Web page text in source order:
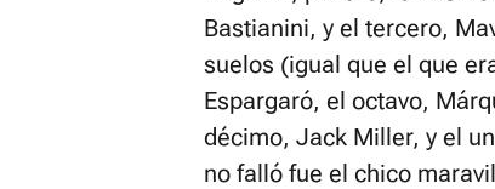
Bastianini, y el tercero,
suelos (igual que el que
Espargaró, el octavo,
décimo, Jack Miller, y el
no falló fue el chico